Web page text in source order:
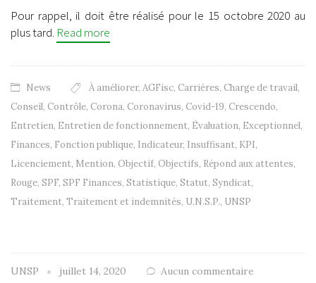
Pour rappel, il doit être réalisé pour le 15 octobre 2020 au
plus tard. Read more
News À améliorer, AGFisc, Carrières, Charge de travail,
Conseil, Contrôle, Corona, Coronavirus, Covid-19, Crescendo,
Entretien, Entretien de fonctionnement, Évaluation, Exceptionnel,
Finances, Fonction publique, Indicateur, Insuffisant, KPI,
Licenciement, Mention, Objectif, Objectifs, Répond aux attentes,
Rouge, SPF, SPF Finances, Statistique, Statut, Syndicat,
Traitement, Traitement et indemnités, U.N.S.P., UNSP
UNSP juillet 14, 2020 Aucun commentaire